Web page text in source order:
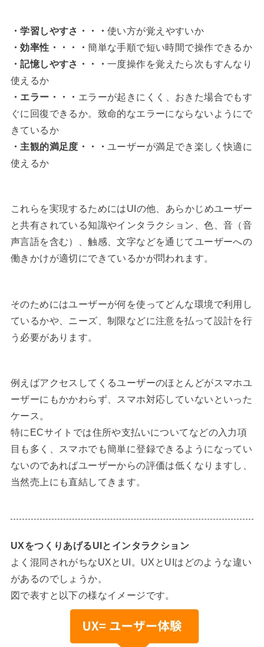
・学習しやすさ・・・使い方が覚えやすいか
・効率性・・・・簡単な手順で短い時間で操作できるか
・記憶しやすさ・・・一度操作を覚えたら次もすんなり
使えるか
・エラー・・・ エラーが起きにくく、おきた場合でもす
ぐに回復できるか。致命的なエラーにならないようにで
きているか
・主観的満足度・・・ユーザーが満足でき楽しく快適に
使えるか
これらを実現するためにはUIの他、あらかじめユーザー
と共有されている知識やインタラクション、色、音（音
声言語を含む）、触感、文字などを通じてユーザーへの
働きかけが適切にできているかが問われます。
そのためにはユーザーが何を使ってどんな環境で利用し
ているかや、ニーズ、制限などに注意を払って設計を行
う必要があります。
例えばアクセスしてくるユーザーのほとんどがスマホユ
ーザーにもかかわらず、スマホ対応していないといった
ケース。
特にECサイトでは住所や支払いについてなどの入力項
目も多く、スマホでも簡単に登録できるようになってい
ないのであればユーザーからの評価は低くなりますし、
当然売上にも直結してきます。
UXをつくりあげるUIとインタラクション
よく混同されがちなUXとUI。UXとUIはどのような違い
があるのでしょうか。
図で表すと以下の様なイメージです。